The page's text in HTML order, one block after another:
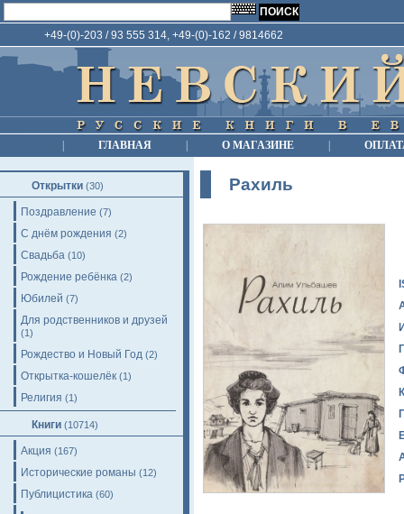
+49-(0)-203 / 93 555 314, +49-(0)-162 / 9814662
ГЛАВНАЯ О МАГАЗИНЕ
Открытки (30)
Поздравление (7)
С днём рождения (2)
Свадьба (10)
Рождение ребёнка (2)
Юбилей (7)
Для родственников и друзей
(1)
Рождество и Новый Год (2)
Открытка-кошелёк (1)
Религия (1)
Книги (10714)
Акция (167)
Исторические романы (12)
Публицистика (60)
Рахиль